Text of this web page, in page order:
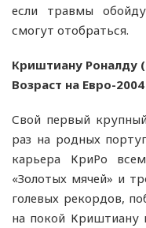
если травмы
смогут отобраться.
Криштиану Роналду
Возраст на Евро-
Свой первый
раз на родных
карьера КриРо
«Золотых мячей» и
голевых рекордов,
на покой Криштиану